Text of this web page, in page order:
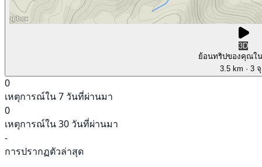
3D
ย้อนทริปของคุณใ
3.5 km · 3
0
เหตุการณ์ใน 7 วันที่ผ่านมา
0
เหตุการณ์ใน 30 วันที่ผ่านมา
-
การปรากฏตัวล่าสุด